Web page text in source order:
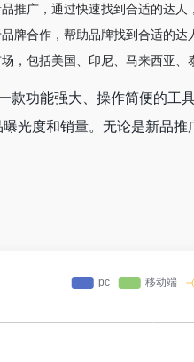
推广，通过快速找到合适的达人
牌合作，帮助品牌找到合适的达
，包括美国、印尼、马来西亚、
款功能强大、操作简便的工
光度和销量。无论是新品